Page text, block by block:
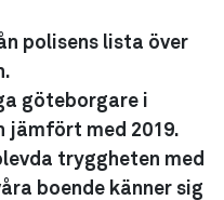
polisens lista över
göteborgare i
jämfört med 2019.
tryggheten med
boende känner sig